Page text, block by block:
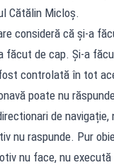
Cătălin Micloș.
consideră că și-a
făcut de cap. Și-a
controlată în tot
poate nu
de navigație,
nu raspunde. Pur
nu face, nu